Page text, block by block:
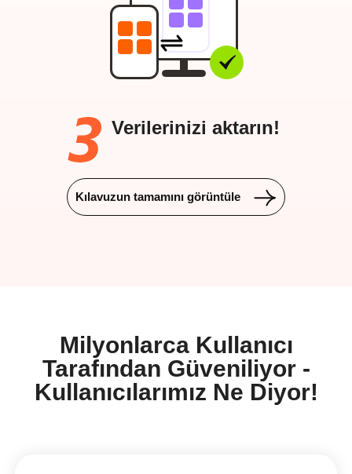
Verilerinizi aktarın!
Kılavuzun tamamını görüntüle
Milyonlarca Kullanıcı
Tarafından Güveniliyor -
Kullanıcılarımız Ne Diyor!